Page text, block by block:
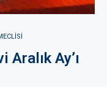
Ay’ı